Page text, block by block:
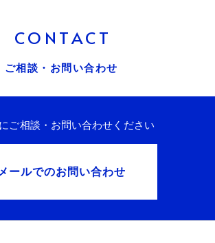
CONTACT
ご相談・お問い合わせ
ご相談・お問い合わせください
メールでのお問い合わせ